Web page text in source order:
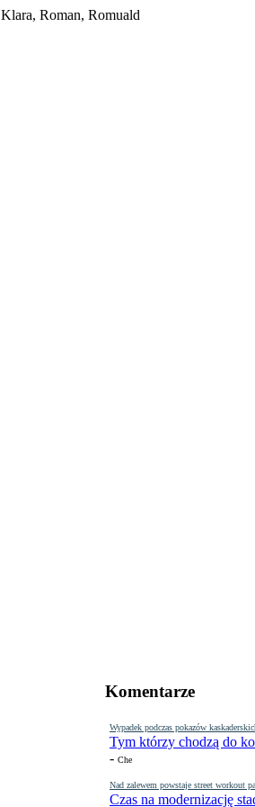
Klara, Roman, Romuald
Komentarze
Wypadek podczas pokazów
Tym którzy chodzą do
- Che
Nad zalewem powstaje street workout
Czas na modernizację